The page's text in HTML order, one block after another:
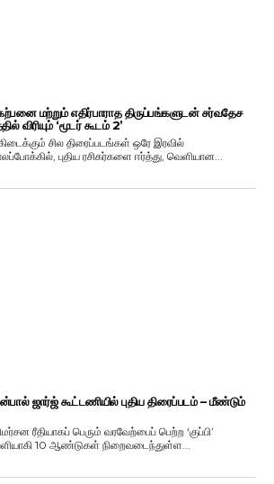
மற்றும் எதிர்பாராத திருப்பங்களுடன் சர்வதேச
‘மூடர் கூடம் 2’
சில திரைப்படங்கள் ஒரே இரவில்
புதிய ரசிகர்களை ஈர்த்து, வெளியான...
ஜார்ஜ் கூட்டணியில் புதிய திரைப்படம் – மீண்டும்
ரீதியாகப் பெரும் வரவேற்பைப் பெற்ற ‘குப்பி’
10 ஆண்டுகள் நிறைவடைந்துள்ள...